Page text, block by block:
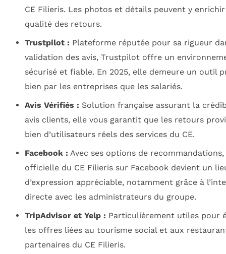
CE Filieris. Les photos et détails peuvent y
qualité des retours.
Trustpilot : Plateforme réputée pour sa rigueur
validation des avis, Trustpilot offre un
sécurisé et fiable. En 2025, elle demeure un outil
bien par les entreprises que les salariés.
Avis Vérifiés : Solution française assurant la
avis clients, elle vous garantit que les retours
bien d’utilisateurs réels des services du CE.
Facebook : Avec ses options de recommandations,
officielle du CE Filieris sur Facebook devient un
d’expression appréciable, notamment grâce à
directe avec les administrateurs du groupe.
TripAdvisor et Yelp : Particulièrement utiles pour
les offres liées au tourisme social et aux
partenaires du CE Filieris.